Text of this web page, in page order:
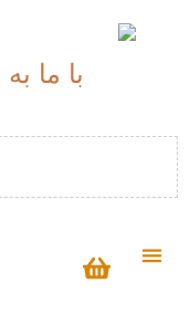
با ما